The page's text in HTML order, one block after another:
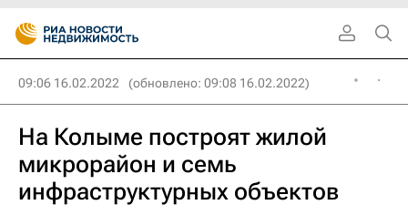
09:06 16.02.2022 (обновлено: 09:08 16.02.2022)
На Колыме построят жилой
микрорайон и семь
инфраструктурных объектов